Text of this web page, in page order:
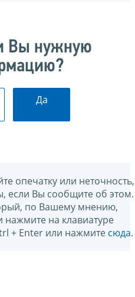
Вы нужную
Да
опечатку или неточность,
если Вы сообщите об этом.
по Вашему мнению,
на клавиатуре
+ Enter или нажмите сюда.